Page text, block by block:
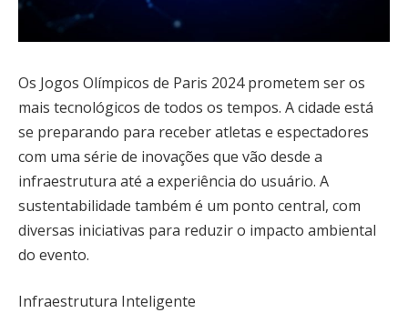
Os Jogos Olímpicos de Paris 2024 prometem ser os
mais tecnológicos de todos os tempos. A cidade está
se preparando para receber atletas e espectadores
com uma série de inovações que vão desde a
infraestrutura até a experiência do usuário. A
sustentabilidade também é um ponto central, com
diversas iniciativas para reduzir o impacto ambiental
do evento.
Infraestrutura Inteligente